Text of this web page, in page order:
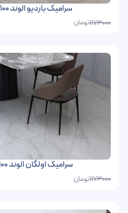
سرامیک باردیو الوند 100 در 100 پرسلان فول پولیش
1173000تومان
سرامیک اولگان الوند 100 در 100 پرسلان فول پولیش
1173000تومان